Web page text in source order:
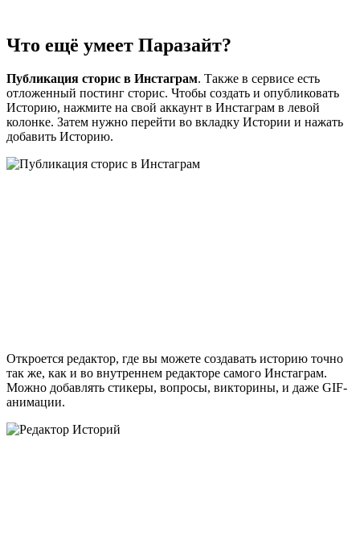
Что ещё умеет Паразайт?
Публикация сторис в Инстаграм. Также в сервисе есть
отложенный постинг сторис. Чтобы создать и опубликовать
Историю, нажмите на свой аккаунт в Инстаграм в левой
колонке. Затем нужно перейти во вкладку Истории и нажать
добавить Историю.
Откроется редактор, где вы можете создавать историю точно
так же, как и во внутреннем редакторе самого Инстаграм.
Можно добавлять стикеры, вопросы, викторины, и даже GIF-
анимации.